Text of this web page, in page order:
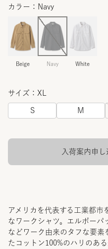
カラー：Navy
Beige Navy White
サイズ：XL
S M
入荷案内申し
アメリカを代表する工業都市
なワークシャツ。エルボーパ
などワーク由来のタフな要素
たコットン100%のハリのあ